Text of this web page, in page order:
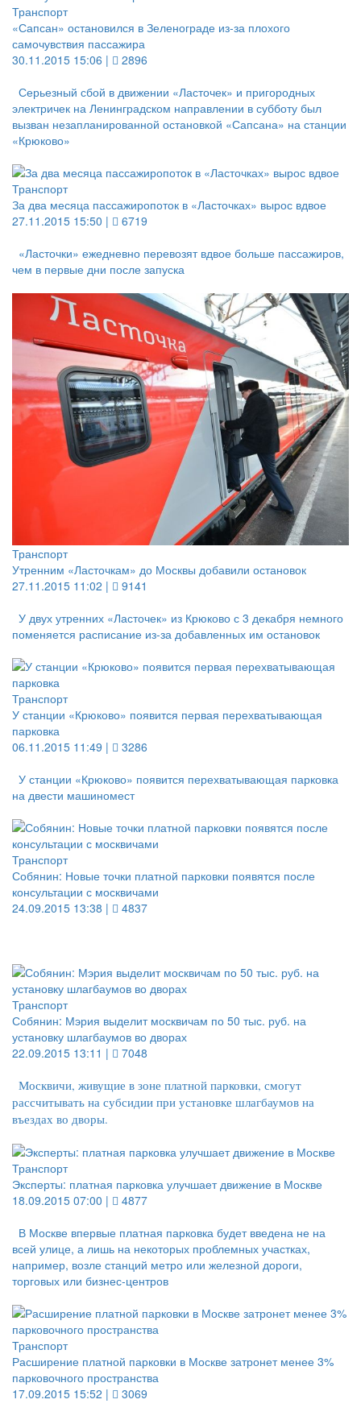
Транспорт
«Сапсан» остановился в Зеленограде из-за плохого
самочувствия пассажира
30.11.2015 15:06 |
2896
Серьезный сбой в движении «Ласточек» и пригородных
электричек на Ленинградском направлении в субботу был
вызван незапланированной остановкой «Сапсана» на станции
«Крюково»
Транспорт
За два месяца пассажиропоток в «Ласточках» вырос вдвое
27.11.2015 15:50 |
6719
«Ласточки» ежедневно перевозят вдвое больше пассажиров,
чем в первые дни после запуска
Транспорт
Утренним «Ласточкам» до Москвы добавили остановок
27.11.2015 11:02 |
9141
У двух утренних «Ласточек» из Крюково с 3 декабря немного
поменяется расписание из-за добавленных им остановок
Транспорт
У станции «Крюково» появится первая перехватывающая
парковка
06.11.2015 11:49 |
3286
У станции «Крюково» появится перехватывающая парковка
на двести машиномест
Транспорт
Собянин: Новые точки платной парковки появятся после
консультации с москвичами
24.09.2015 13:38 |
4837
Транспорт
Собянин: Мэрия выделит москвичам по 50 тыс. руб. на
установку шлагбаумов во дворах
22.09.2015 13:11 |
7048
Москвичи, живущие в зоне платной парковки, смогут
рассчитывать на субсидии при установке шлагбаумов на
въездах во дворы.
Транспорт
Эксперты: платная парковка улучшает движение в Москве
18.09.2015 07:00 |
4877
В Москве впервые платная парковка будет введена не на
всей улице, а лишь на некоторых проблемных участках,
например, возле станций метро или железной дороги,
торговых или бизнес-центров
Транспорт
Расширение платной парковки в Москве затронет менее 3%
парковочного пространства
17.09.2015 15:52 |
3069